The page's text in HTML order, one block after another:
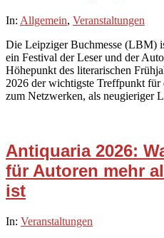
2026-
31
In: Allgemein, Veranstaltungen
Die Leipziger Buchmesse (LBM)
ein Festival der Leser und der
Höhepunkt des literarischen
2026 der wichtigste Treffpunkt für
zum Netzwerken, als neugieriger
Antiquaria 2026:
für Autoren mehr
ist
2026-
In: Veranstaltungen